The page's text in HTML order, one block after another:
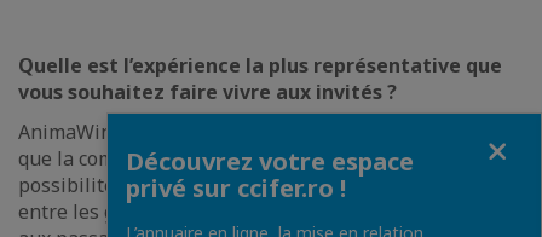
Quelle est l’expérience la plus représentative que
vous souhaitez faire vivre aux invités ?
AnimaWings souhaite que les invités expérimentent ce
que la compagnie propose à ses passagers : la
possibilité de voyager rapidement et confortablement
entre les grandes villes de Roumanie, tout en ouvrant
Découvrez votre espace
privé sur ccifer.ro !